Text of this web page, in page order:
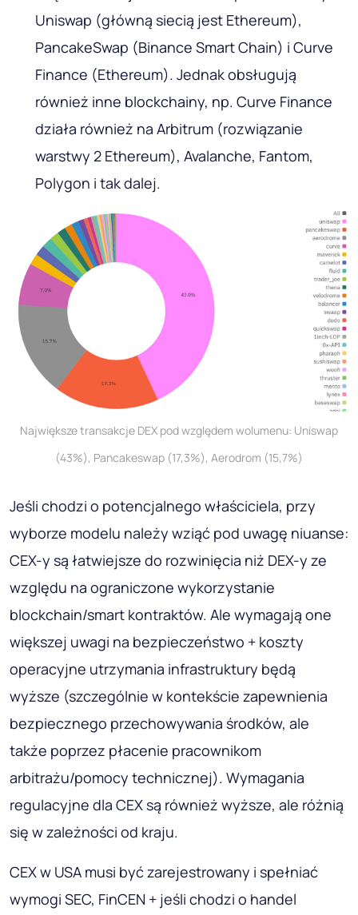
Uniswap (główną siecią jest Ethereum),
PancakeSwap (Binance Smart Chain) i Curve
Finance (Ethereum). Jednak obsługują
również inne blockchainy, np. Curve Finance
działa również na Arbitrum (rozwiązanie
warstwy 2 Ethereum), Avalanche, Fantom,
Polygon i tak dalej.
Największe transakcje DEX pod względem wolumenu: Uniswap
(43%), Pancakeswap (17,3%), Aerodrom (15,7%)
Jeśli chodzi o potencjalnego właściciela, przy
wyborze modelu należy wziąć pod uwagę niuanse:
CEX-y są łatwiejsze do rozwinięcia niż DEX-y ze
względu na ograniczone wykorzystanie
blockchain/smart kontraktów. Ale wymagają one
większej uwagi na bezpieczeństwo + koszty
operacyjne utrzymania infrastruktury będą
wyższe (szczególnie w kontekście zapewnienia
bezpiecznego przechowywania środków, ale
także poprzez płacenie pracownikom
arbitrażu/pomocy technicznej). Wymagania
regulacyjne dla CEX są również wyższe, ale różnią
się w zależności od kraju.
CEX w USA musi być zarejestrowany i spełniać
wymogi SEC, FinCEN + jeśli chodzi o handel